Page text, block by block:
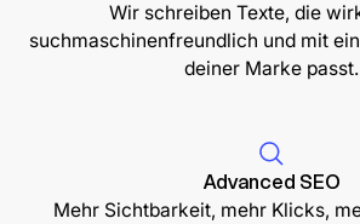
Wir schreiben Texte, die
suchmaschinenfreundlich und mit
deiner Marke passt.
Advanced SEO
Mehr Sichtbarkeit, mehr Klicks,